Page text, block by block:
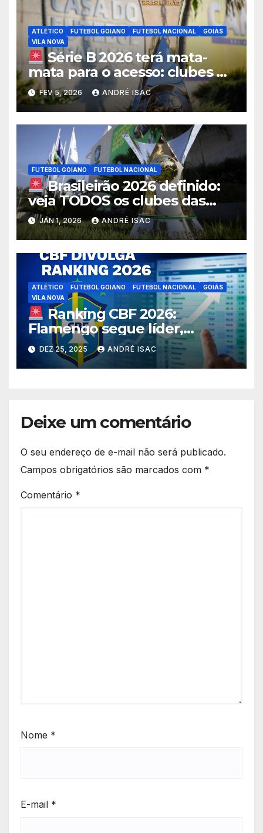
ATLÉTICO FUTEBOL GOIANO FUTEBOL NACIONAL
GOIÁS
VILA NOVA
Série B 2026 terá mata-
mata para o acesso: clubes do
3º ao 6º disputarão vagas na
elite do Brasileirão
FEV 5, 2026 ANDRÉ ISAC
FUTEBOL GOIANO FUTEBOL NACIONAL
Brasileirão 2026 definido:
veja TODOS os clubes das
Séries A, B, C e D e o cenário
do futebol goiano
JAN 1, 2026 ANDRÉ ISAC
ATLÉTICO FUTEBOL GOIANO FUTEBOL NACIONAL
GOIÁS
VILA NOVA
Ranking CBF 2026:
Flamengo segue líder,
Atlético-GO é o melhor
goiano e FGF aparece entre
as sete maiores federações;
DEZ 25, 2025 ANDRÉ ISAC
Deixe um comentário
O seu endereço de e-mail não será publicado.
Campos obrigatórios são marcados com *
Comentário *
Nome *
E-mail *